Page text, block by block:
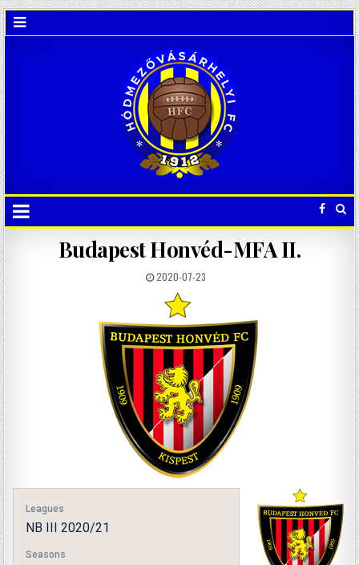
Budapest Honvéd-MFA II.
2020-07-23
Leagues
NB III 2020/21
Seasons